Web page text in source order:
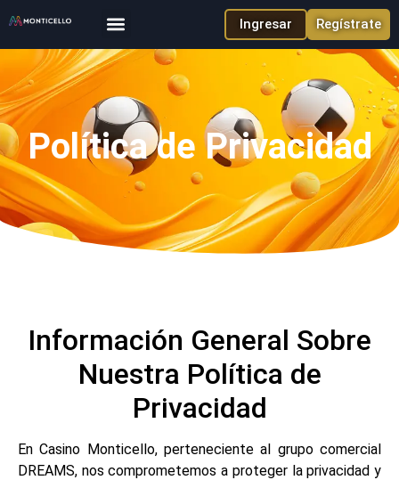
Regístrate
Ingresar
Política de Privacidad
Información General Sobre
Nuestra Política de
Privacidad
En Casino Monticello, perteneciente al grupo comercial
DREAMS, nos comprometemos a proteger la privacidad y